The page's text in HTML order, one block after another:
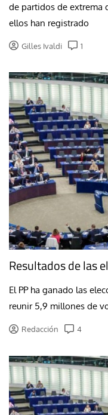
de partidos de extrema
ellos han registrado
Gilles Ivaldi 1
Resultados de las
El PP ha ganado las
reunir 5,9 millones de
Redacción 4